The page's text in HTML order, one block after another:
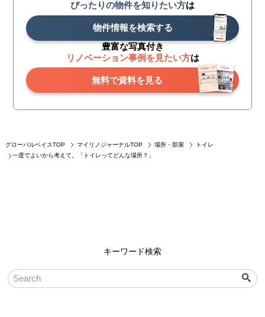
ぴったりの物件を知りたい方は
物件情報を検索する
豊富な写真付き
リノベーション事例を見たい方は
無料で資料を見る
グローバルベイスTOP マイリノジャーナルTOP 場所・部屋
トイレ
一度でよいから考えて。「トイレってどんな場所？」
キーワード検索